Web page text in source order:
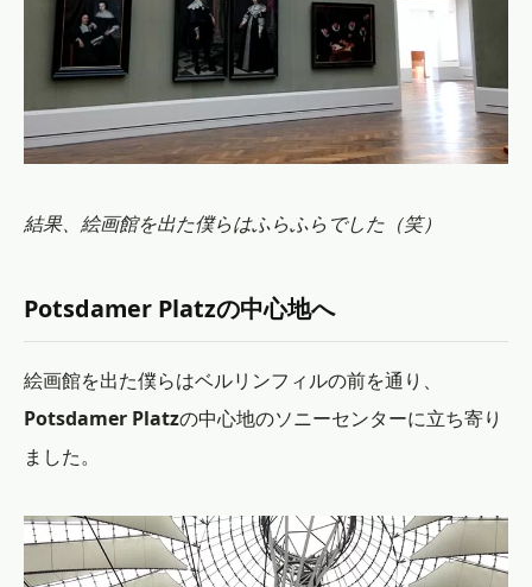
結果、絵画館を出た僕らはふらふらでした（笑）
Potsdamer Platzの中心地へ
絵画館を出た僕らはベルリンフィルの前を通り、
Potsdamer Platzの中心地のソニーセンターに立ち寄り
ました。